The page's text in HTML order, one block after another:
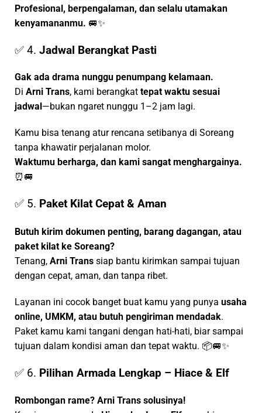
Profesional, berpengalaman, dan selalu utamakan
kenyamananmu. 🚐✨
✅ 4. Jadwal Berangkat Pasti
Gak ada drama nunggu penumpang kelamaan.
Di Arni Trans, kami berangkat tepat waktu sesuai
jadwal —bukan ngaret nunggu 1–2 jam lagi.
Kamu bisa tenang atur rencana setibanya di Soreang
tanpa khawatir perjalanan molor.
Waktumu berharga, dan kami sangat menghargainya.
⏰🚐
✅ 5. Paket Kilat Cepat & Aman
Butuh kirim dokumen penting, barang dagangan, atau
paket kilat ke Soreang?
Tenang, Arni Trans siap bantu kirimkan sampai tujuan
dengan cepat, aman, dan tanpa ribet.
Layanan ini cocok banget buat kamu yang punya usaha
online, UMKM, atau butuh pengiriman mendadak.
Paket kamu kami tangani dengan hati-hati, biar sampai
tujuan dalam kondisi aman dan tepat waktu. 📦🚐✨
✅ 6. Pilihan Armada Lengkap – Hiace & Elf
Rombongan rame? Arni Trans solusinya!